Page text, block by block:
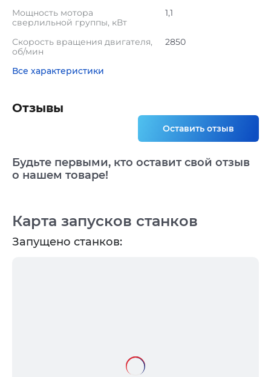
Мощность мотора
сверлильной группы, кВт
1,1
Скорость вращения двигателя,
об/мин
2850
Все характеристики
Карта запусков станков
Запущено станков:
Отзывы
Оставить отзыв
Будьте первыми, кто оставит свой отзыв
о нашем товаре!